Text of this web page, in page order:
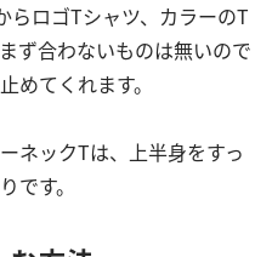
らロゴTシャツ、カラーのT
ず合わないものは無いので
めてくれます。
ネックTは、上半身をすっ
です。